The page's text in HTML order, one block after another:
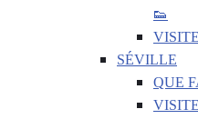
👟
SÉVILLE
QUE